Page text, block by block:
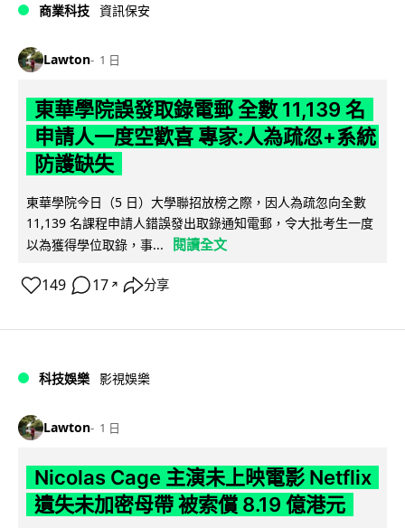
商業科技 資訊保安
Lawton 1 日
東華學院誤發取錄電郵 全數 11,139 名
申請人一度空歡喜 專家:人為疏忽+系統
防護缺失
東華學院今日（5 日）大學聯招放榜之際，因人為疏忽向全數
11,139 名課程申請人錯誤發出取錄通知電郵，令大批考生一度
以為獲得學位取錄，事...
閱讀全文
149 17 ↗ 分享
科技娛樂 影視娛樂
Lawton 1 日
Nicolas Cage 主演未上映電影 Netflix
遺失未加密母帶 被索償 8.19 億港元